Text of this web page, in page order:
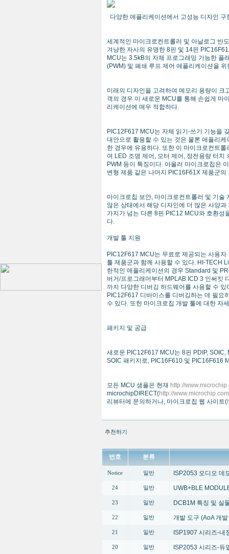
다양한 애플리케이션에서 고성능 디자인 구
세계적인 마이크로컨트롤러 및 아날로그 반
겨냥한 자사의 유명한 8핀 및 14핀
MCU는 3.5kB의 자체 프로그래밍 가능한 플
(PWM) 및 폐쇄 루프 제어 애플리케이션을
미래의 디자인을 고려하여 메모리 용량이
객의 경우 이 새로운 MCU를 통해 손쉽게 마
리케이션에 매우 적합하다.
PIC12F617 MCU는 자체 읽기-쓰기 기능을
대안으로 활용할 수 있는 것은 물론 애플리
한 경우에 유용하다. 또한 이 마이크로컨트
여 LED 조명 제어, 모터 제어, 정전용량 터
PWM 등이 특징이다. 아울러 마이크로칩은
변형 제품 같은 나머지 PIC16F61X 제품군
마이크로칩 보안, 마이크로컨트롤러 및 기
않은 상태에서 해당 디자인에 더 많은 사양
가지가 넘는 다른 8핀 PIC12 MCU와 호환성
다.
개발 툴 지원
PIC12F617 MCU는 무료로 제공되는 사용
툴 제품군과 함께 사용할 수 있다. HI-TECH
한적인 애플리케이션의 경우 Standard 및
버거/프로그래머부터 MPLAB ICD 3 인써킷
까지 다양한 디버깅 하드웨어를 사용할 수
PIC12F617 디바이스를 디버깅하는 데 필요
수 있다. 또한 마이크로칩 개발 툴에 대한 자
패키지 및 공급
새로운 PIC12F617 MCU는 8핀 PDIP,
SOIC 패키지로, PIC16F610 및 PIC16F616
모든 MCU 샘플은 현재 http://
microchipDIRECT(http://
리뷰터에 문의하거나, 마이크로칩 웹 사이트(
추천하기
번호 분류
Notice 일반 ISP2053 오디오 데
24 일반 UWB+BLE
23 일반 DCB1M 특징 및 실
22 일반 개발 도구 (AoA 개
21 일반 ISP1907 시리즈-내
20 일반 ISP2053 시리즈-듀